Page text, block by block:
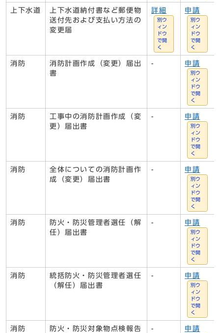
上下水道
上下水道納付書など郵便物
送付先および支払い方法の
変更届
詳細
別ウ
ィン
ドウ
で開
く
申請
別ウ
ィン
ドウ
で開
く
消防
消防計画作成（変更）届出
書
- 申請
別ウ
ィン
ドウ
で開
く
消防
工事中の消防計画作成（変
更）届出書
- 申請
別ウ
ィン
ドウ
で開
く
消防
全体についての消防計画作
成（変更）届出書
- 申請
別ウ
ィン
ドウ
で開
く
消防
防火・防災管理者選任（解
任）届出書
- 申請
別ウ
ィン
ドウ
で開
く
消防
統括防火・防災管理者選任
（解任）届出書
- 申請
別ウ
ィン
ドウ
で開
く
消防
防火・防災対象物点検報告
- 申請